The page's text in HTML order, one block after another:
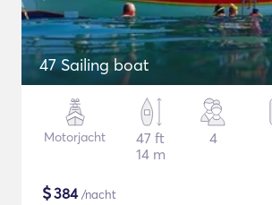
47 Sailing boat
Motorjacht
47 ft
14 m
4
$384/nacht